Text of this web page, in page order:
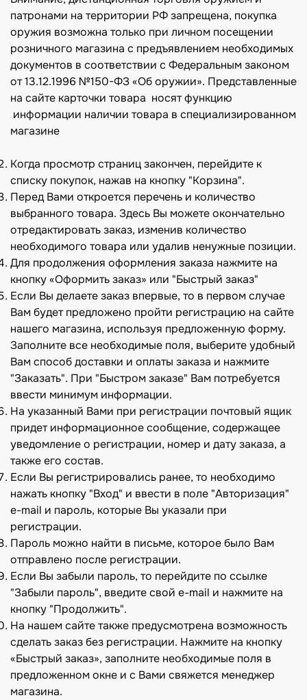
Костюмы-поплавки
Компасы
патронами на территории РФ запрещена, покупка
оружия возможна только при личном посещении
розничного магазина с предъявлением необходимых
документов в соответствии с Федеральным законом
от 13.12.1996 №150-ФЗ «Об оружии». Представленные
на сайте карточки товара носят функцию
информации наличии товара в специализированном
магазине
Когда просмотр страниц закончен, перейдите к
списку покупок, нажав на кнопку "Корзина".
Перед Вами откроется перечень и количество
выбранного товара. Здесь Вы можете окончательно
отредактировать заказ, изменив количество
необходимого товара или удалив ненужные позиции.
Для продолжения оформления заказа нажмите на
кнопку «Оформить заказ» или "Быстрый заказ"
Если Вы делаете заказ впервые, то в первом случае
Вам будет предложено пройти регистрацию на сайте
нашего магазина, используя предложенную форму.
Заполните все необходимые поля, выберите удобный
Вам способ доставки и оплаты заказа и нажмите
"Заказать". При "Быстром заказе" Вам потребуется
ввести минимум информации.
На указанный Вами при регистрации почтовый ящик
придет информационное сообщение, содержащее
уведомление о регистрации, номер и дату заказа, а
также его состав.
Если Вы регистрировались ранее, то необходимо
нажать кнопку "Вход" и ввести в поле "Авторизация"
e-mail и пароль, которые Вы указали при
регистрации.
Пароль можно найти в письме, которое было Вам
отправлено после регистрации.
Если Вы забыли пароль, то перейдите по ссылке
"Забыли пароль", введите свой e-mail и нажмите на
кнопку "Продолжить".
На нашем сайте также предусмотрена возможность
сделать заказ без регистрации. Нажмите на кнопку
«Быстрый заказ», заполните необходимые поля в
предложенном окне и с Вами свяжется менеджер
магазина.